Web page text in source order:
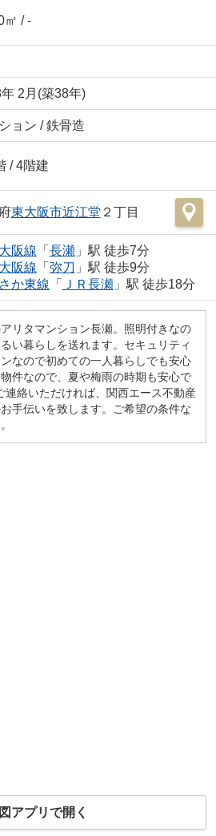
㎡ / -
2月(築38年)
ョン / 鉄骨造
/ 4階建
東大阪市近江堂 ２丁目
阪線 「 長瀬」駅 徒歩7分
阪線 「 弥刀 」駅 徒歩9分
か東線 「 ＪＲ長瀬」駅 徒歩18分
リタマンション長瀬。照明付きなの
い暮らしを送れます。セキュリティ
なので初めての一人暮らしでも安心
件なので、夏や梅雨の時期も安心で
絡いただければ、関西エース不動産
手伝いを致します。ご希望の条件な
アプリで開く